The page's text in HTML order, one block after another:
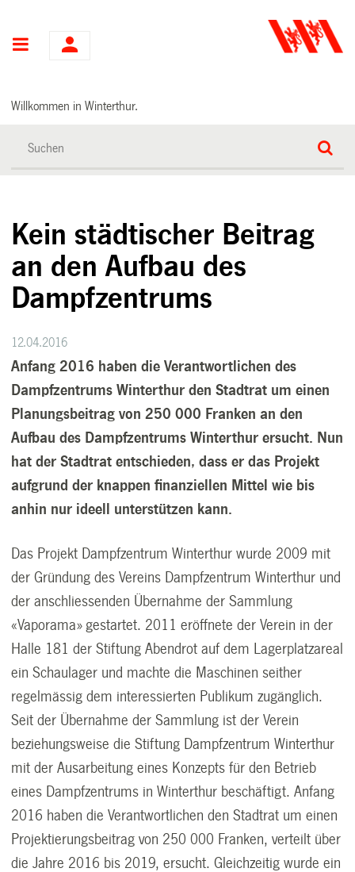
Hauptnavigation
Willkommen in Winterthur.
Kein städtischer Beitrag
an den Aufbau des
Dampfzentrums
12.04.2016
Anfang 2016 haben die Verantwortlichen des
Dampfzentrums Winterthur den Stadtrat um einen
Planungsbeitrag von 250 000 Franken an den
Aufbau des Dampfzentrums Winterthur ersucht. Nun
hat der Stadtrat entschieden, dass er das Projekt
aufgrund der knappen finanziellen Mittel wie bis
anhin nur ideell unterstützen kann.
Das Projekt Dampfzentrum Winterthur wurde 2009 mit
der Gründung des Vereins Dampfzentrum Winterthur und
der anschliessenden Übernahme der Sammlung
«Vaporama» gestartet. 2011 eröffnete der Verein in der
Halle 181 der Stiftung Abendrot auf dem Lagerplatzareal
ein Schaulager und machte die Maschinen seither
regelmässig dem interessierten Publikum zugänglich.
Seit der Übernahme der Sammlung ist der Verein
beziehungsweise die Stiftung Dampfzentrum Winterthur
mit der Ausarbeitung eines Konzepts für den Betrieb
eines Dampfzentrums in Winterthur beschäftigt. Anfang
2016 haben die Verantwortlichen den Stadtrat um einen
Projektierungsbeitrag von 250 000 Franken, verteilt über
die Jahre 2016 bis 2019, ersucht. Gleichzeitig wurde ein